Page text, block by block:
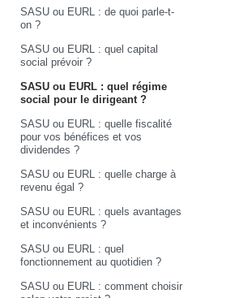
SASU ou EURL : de quoi parle-t-
on ?
SASU ou EURL : quel capital
social prévoir ?
SASU ou EURL : quel régime
social pour le dirigeant ?
SASU ou EURL : quelle fiscalité
pour vos bénéfices et vos
dividendes ?
SASU ou EURL : quelle charge à
revenu égal ?
SASU ou EURL : quels avantages
et inconvénients ?
SASU ou EURL : quel
fonctionnement au quotidien ?
SASU ou EURL : comment choisir